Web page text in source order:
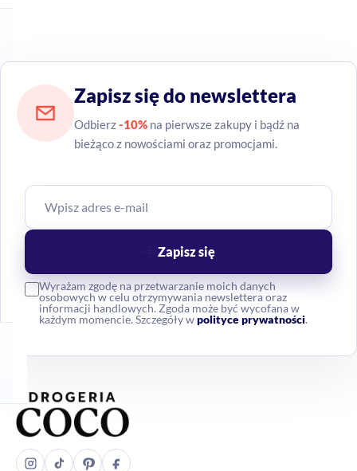
Zapisz się do newslettera
Odbierz-10% na pierwsze zakupy i bądź na
bieżąco z nowościami oraz promocjami.
Wyrażam zgodę na przetwarzanie moich danych
osobowych w celu otrzymywania newslettera oraz
informacji handlowych. Zgoda może być wycofana w
każdym momencie. Szczegóły wpolityce prywatności.
Zapisz się